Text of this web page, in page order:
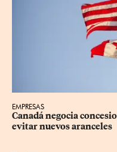
EMPRESAS
Canadá negocia
evitar nuevos aranceles